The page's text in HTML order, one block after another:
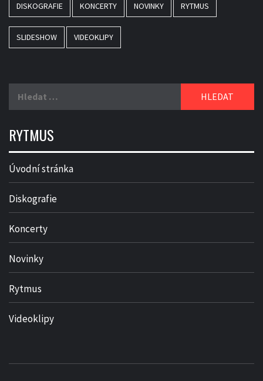
DISKOGRAFIE KONCERTY NOVINKY RYTMUS
SLIDESHOW VIDEOKLIPY
RYTMUS
Úvodní stránka
Diskografie
Koncerty
Novinky
Rytmus
Videoklipy